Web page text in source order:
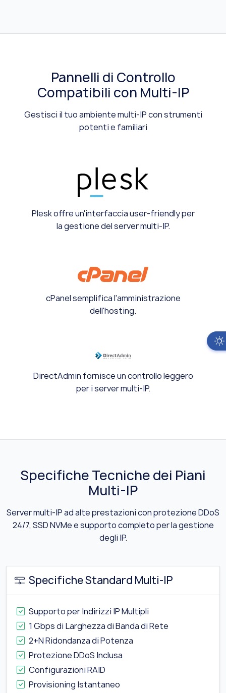
Pannelli di Controllo
Compatibili con Multi-IP
Gestisci il tuo ambiente multi-IP con strumenti
potenti e familiari
Plesk offre un'interfaccia user-friendly per
la gestione del server multi-IP.
cPanel semplifica l'amministrazione
dell'hosting.
DirectAdmin fornisce un controllo leggero
per i server multi-IP.
Specifiche Tecniche dei Piani
Multi-IP
Server multi-IP ad alte prestazioni con protezione DDoS
24/7, SSD NVMe e supporto completo per la gestione
degli IP.
Specifiche Standard Multi-IP
Supporto per Indirizzi IP Multipli
1 Gbps di Larghezza di Banda di Rete
2+N Ridondanza di Potenza
Protezione DDoS Inclusa
Configurazioni RAID
Provisioning Istantaneo